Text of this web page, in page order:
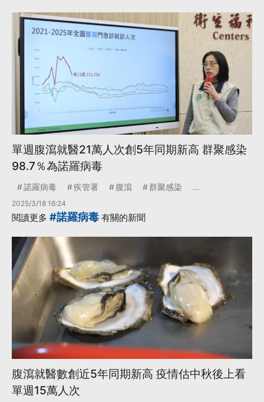
單週腹瀉就醫21萬人次創5年同期新高 群聚感染
98.7％為諾羅病毒
諾羅病毒 疾管署 腹瀉 群聚感染 ...
2025/3/18 16:24
閱讀更多 #諾羅病毒 有關的新聞
腹瀉就醫數創近5年同期新高 疫情估中秋後上看
單週15萬人次